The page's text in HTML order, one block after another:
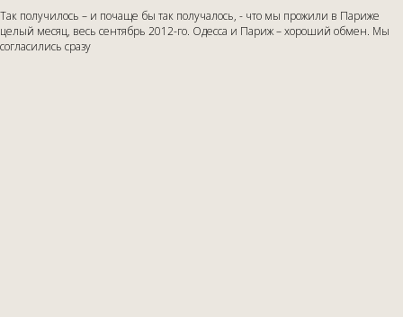
Так получилось – и почаще бы так получалось, - что мы прожили в Париже
целый месяц, весь сентябрь 2012-го. Одесса и Париж – хороший обмен. Мы
согласились сразу